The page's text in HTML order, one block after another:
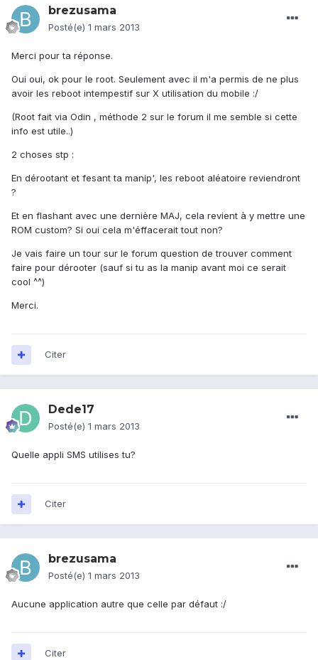
brezusama
Posté(e) 1 mars 2013
Merci pour ta réponse.
Oui oui, ok pour le root. Seulement avec il m'a permis de ne plus
avoir les reboot intempestif sur X utilisation du mobile :/
(Root fait via Odin , méthode 2 sur le forum il me semble si cette
info est utile..)
2 choses stp :
En dérootant et fesant ta manip', les reboot aléatoire reviendront
?
Et en flashant avec une dernière MAJ, cela revient à y mettre une
ROM custom? Si oui cela m'éffacerait tout non?
Je vais faire un tour sur le forum question de trouver comment
faire pour dérooter (sauf si tu as la manip avant moi ce serait
cool ^^)
Merci.
Citer
Dede17
Posté(e) 1 mars 2013
Quelle appli SMS utilises tu?
Citer
brezusama
Posté(e) 1 mars 2013
Aucune application autre que celle par défaut :/
Citer